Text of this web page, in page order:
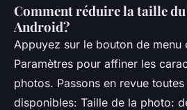
Comment réduire la taille
Android?
Appuyez sur le bouton de
Paramètres pour affiner les
photos. Passons en revue
disponibles: Taille de la photo: